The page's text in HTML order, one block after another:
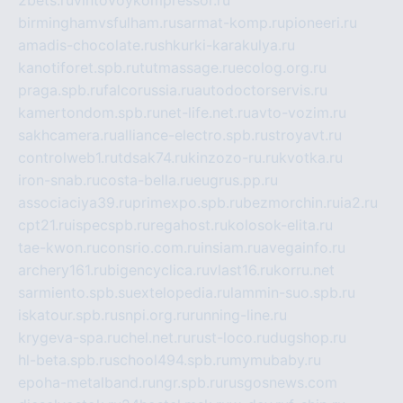
birminghamvsfulham.rusarmat-komp.rupioneeri.ru
amadis-chocolate.rushkurki-karakulya.ru
kanotiforet.spb.rututmassage.ruecolog.org.ru
praga.spb.rufalcorussia.ruautodoctorservis.ru
kamertondom.spb.ru net-life.net.ruavto-vozim.ru
sakhcamera.rualliance-electro.spb.rustroyavt.ru
controlweb1.rutdsak74.rukinzozo-ru.rukvotka.ru
iron-snab.rucosta-bella.rueugrus.pp.ru
associaciya39.ruprimexpo.spb.rubezmorchin.ru ia2.ru
cpt21.ru ispecspb.ru regahost.rukolosok-elita.ru
tae-kwon.ruconsrio.com.ru insiam.ruavegainfo.ru
archery161.rubigencyclica.ruvlast16.rukorru.net
sarmiento.spb.suextelopedia.ru lammin-suo.spb.ru
iskatour.spb.rusnpi.org.ru running-line.ru
krygeva-spa.ruchel.net.ru rust-loco.rudugshop.ru
hl-beta.spb.ruschool494.spb.ru mymubaby.ru
epoha-metalband.ru ngr.spb.ru rusgosnews.com